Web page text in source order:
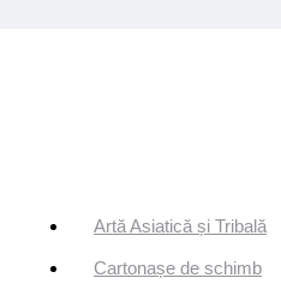
Artă Asiatică și Tribală
Cartonașe de schimb